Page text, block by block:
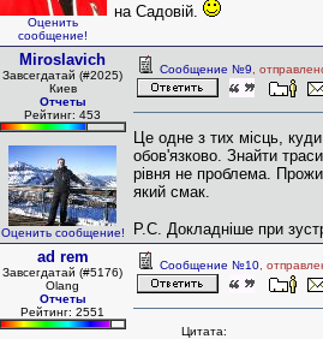
Оценить
сообщение!
на Садовій.
Miroslavich
Завсегдатай (#2025)
Киев
Отчеты
Рейтинг: 453
Оценить сообщение!
Сообщение №9 ,
Це одне з тих місць, куди
обов'язково. Знайти
рівня не проблема.
який смак.
Р.С. Докладніше при
ad rem
Завсегдатай (#5176)
Olang
Отчеты
Рейтинг: 2551
Сообщение №10 ,
Цитата: